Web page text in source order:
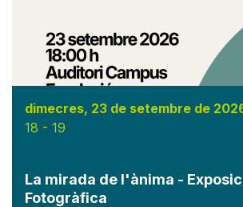
dimecres, 23 de setembre de
18 - 19
La mirada de l'ànima -
Fotogràfica